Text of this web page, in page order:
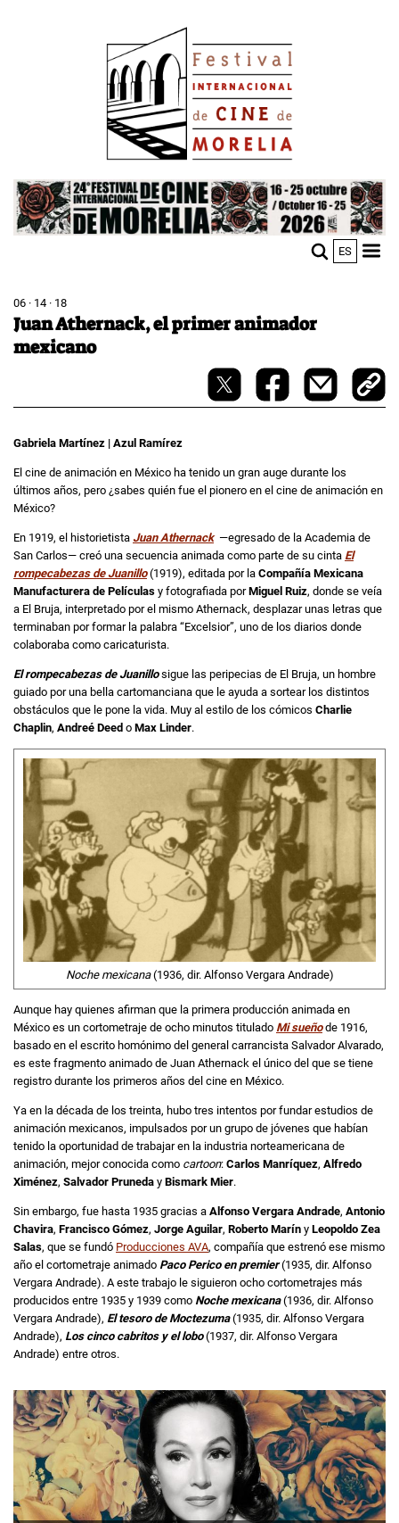
Image
ES
06 · 14 · 18
Juan Athernack, el primer animador
mexicano
Gabriela Martínez | Azul Ramírez
El cine de animación en México ha tenido un gran auge durante los
últimos años, pero ¿sabes quién fue el pionero en el cine de animación en
México?
En 1919, el historietista Juan Athernack —egresado de la Academia de
San Carlos— creó una secuencia animada como parte de su cinta El
rompecabezas de Juanillo(1919), editada por la Compañía Mexicana
Manufacturera de Películas y fotografiada porMiguel Ruiz, donde se veía
a El Bruja, interpretado por el mismo Athernack, desplazar unas letras que
terminaban por formar la palabra “Excelsior”, uno de los diarios donde
colaboraba como caricaturista.
El rompecabezas de Juanillosigue las peripecias de El Bruja, un hombre
guiado por una bella cartomanciana que le ayuda a sortear los distintos
obstáculos que le pone la vida. Muy al estilo de los cómicos Charlie
Chaplin, Andreé Deed o Max Linder.
Noche mexicana(1936, dir. Alfonso Vergara Andrade)
Aunque hay quienes afirman que la primera producción animada en
México es un cortometraje de ocho minutos titulado Mi sueñode 1916,
basado en el escrito homónimo del general carrancista Salvador Alvarado,
es este fragmento animado de Juan Athernack el único del que se tiene
registro durante los primeros años del cine en México.
Ya en la década de los treinta, hubo tres intentos por fundar estudios de
animación mexicanos, impulsados por un grupo de jóvenes que habían
tenido la oportunidad de trabajar en la industria norteamericana de
animación, mejor conocida como cartoon: Carlos Manríquez, Alfredo
Ximénez, Salvador Pruneda y Bismark Mier.
Sin embargo, fue hasta 1935 gracias a Alfonso Vergara Andrade, Antonio
Chavira, Francisco Gómez, Jorge Aguilar, Roberto Marín y Leopoldo Zea
Salas, que se fundó Producciones AVA, compañía que estrenó ese mismo
año el cortometraje animado Paco Perico en premier(1935, dir. Alfonso
Vergara Andrade). A este trabajo le siguieron ocho cortometrajes más
producidos entre 1935 y 1939 como Noche mexicana(1936, dir. Alfonso
Vergara Andrade), El tesoro de Moctezuma(1935, dir. Alfonso Vergara
Andrade), Los cinco cabritos y el lobo(1937, dir. Alfonso Vergara
Andrade) entre otros.